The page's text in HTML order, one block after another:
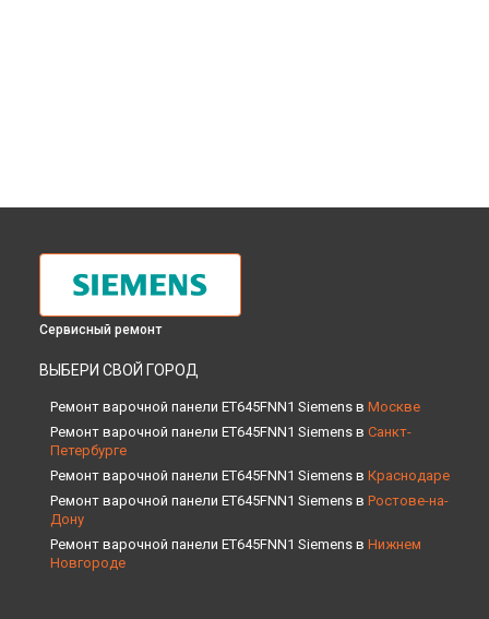
Сервисный ремонт
ВЫБЕРИ СВОЙ ГОРОД
Ремонт варочной панели ET645FNN1 Siemens в Москве
Ремонт варочной панели ET645FNN1 Siemens в Санкт-
Петербурге
Ремонт варочной панели ET645FNN1 Siemens в Краснодаре
Ремонт варочной панели ET645FNN1 Siemens в Ростове-на-
Дону
Ремонт варочной панели ET645FNN1 Siemens в Нижнем
Новгороде